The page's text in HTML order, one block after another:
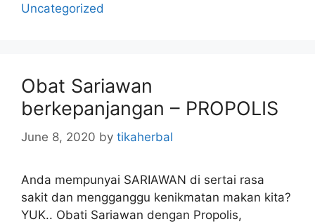
e
i
e
Uncategorized
Obat Sariawan
berkepanjangan – PROPOLIS
June 8, 2020 by tikaherbal
Anda mempunyai SARIAWAN di sertai rasa
sakit dan mengganggu kenikmatan makan kita?
YUK.. Obati Sariawan dengan Propolis,